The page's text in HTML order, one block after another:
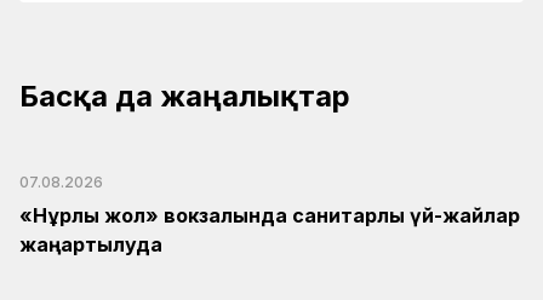
Басқа да жаңалықтар
07.08.2026
«Нұрлы жол» вокзалында санитарлық үй-жайлар
жаңартылуда